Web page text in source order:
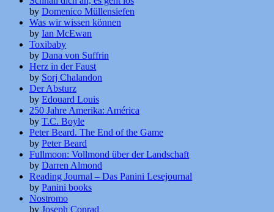
by Domenico Müllensiefen
Was wir wissen können
by Ian McEwan
Toxibaby
by Dana von Suffrin
Herz in der Faust
by Sorj Chalandon
Der Absturz
by Edouard Louis
250 Jahre Amerika: América
by T.C. Boyle
Peter Beard. The End of the Game
by Peter Beard
Fullmoon: Vollmond über der Landschaft
by Darren Almond
Reading Journal – Das Panini Lesejournal
by Panini books
Nostromo
by Joseph Conrad